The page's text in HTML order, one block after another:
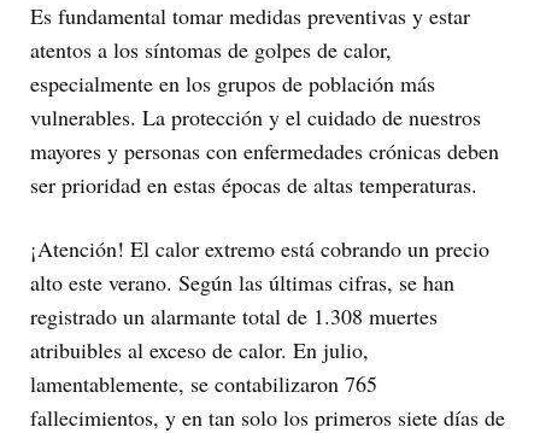
Es fundamental tomar medidas preventivas y estar
atentos a los síntomas de golpes de calor,
especialmente en los grupos de población más
vulnerables. La protección y el cuidado de nuestros
mayores y personas con enfermedades crónicas deben
ser prioridad en estas épocas de altas temperaturas.
¡Atención! El calor extremo está cobrando un precio
alto este verano. Según las últimas cifras, se han
registrado un alarmante total de 1.308 muertes
atribuibles al exceso de calor. En julio,
lamentablemente, se contabilizaron 765
fallecimientos, y en tan solo los primeros siete días de